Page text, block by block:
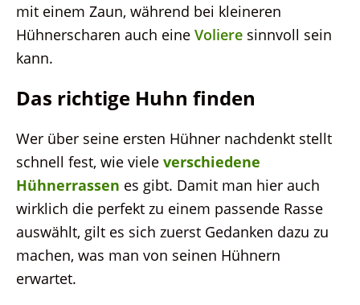
mit einem Zaun, während bei kleineren
Hühnerscharen auch eine Voliere sinnvoll sein
kann.
Das richtige Huhn finden
Wer über seine ersten Hühner nachdenkt stellt
schnell fest, wie viele verschiedene
Hühnerrassen es gibt. Damit man hier auch
wirklich die perfekt zu einem passende Rasse
auswählt, gilt es sich zuerst Gedanken dazu zu
machen, was man von seinen Hühnern
erwartet.